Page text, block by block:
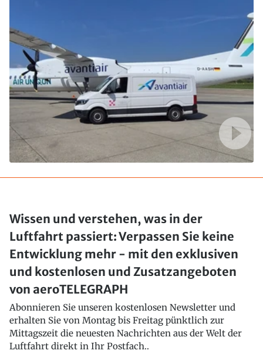
Wissen und verstehen, was in der
Luftfahrt passiert: Verpassen Sie keine
Entwicklung mehr - mit den exklusiven
und kostenlosen und Zusatzangeboten
von aeroTELEGRAPH
Abonnieren Sie unseren kostenlosen Newsletter und
erhalten Sie von Montag bis Freitag pünktlich zur
Mittagszeit die neuesten Nachrichten aus der Welt der
Luftfahrt direkt in Ihr Postfach..